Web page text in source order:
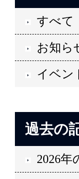
すべて
お知ら
イベン
過去の
2026年